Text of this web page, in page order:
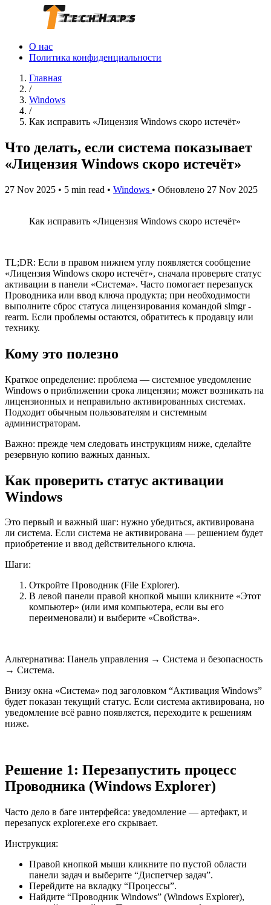
О нас
Политика конфиденциальности
Главная
/
Windows
/
Как исправить «Лицензия Windows скоро истечёт»
Что делать, если система показывает
«Лицензия Windows скоро истечёт»
27 Nov 2025 • 5 min read • Windows • Обновлено 27 Nov 2025
Как исправить «Лицензия Windows скоро истечёт»
TL;DR: Если в правом нижнем углу появляется сообщение
«Лицензия Windows скоро истечёт», сначала проверьте статус
активации в панели «Система». Часто помогает перезапуск
Проводника или ввод ключа продукта; при необходимости
выполните сброс статуса лицензирования командой slmgr -
rearm. Если проблемы остаются, обратитесь к продавцу или
технику.
Кому это полезно
Краткое определение: проблема — системное уведомление
Windows о приближении срока лицензии; может возникать на
лицензионных и неправильно активированных системах.
Подходит обычным пользователям и системным
администраторам.
Важно: прежде чем следовать инструкциям ниже, сделайте
резервную копию важных данных.
Как проверить статус активации
Windows
Это первый и важный шаг: нужно убедиться, активирована
ли система. Если система не активирована — решением будет
приобретение и ввод действительного ключа.
Шаги:
Откройте Проводник (File Explorer).
В левой панели правой кнопкой мыши кликните «Этот
компьютер» (или имя компьютера, если вы его
переименовали) и выберите «Свойства».
Альтернатива: Панель управления → Система и безопасность
→ Система.
Внизу окна «Система» под заголовком “Активация Windows”
будет показан текущий статус. Если система активирована, но
уведомление всё равно появляется, переходите к решениям
ниже.
Решение 1: Перезапустить процесс
Проводника (Windows Explorer)
Часто дело в баге интерфейса: уведомление — артефакт, и
перезапуск explorer.exe его скрывает.
Инструкция:
Правой кнопкой мыши кликните по пустой области
панели задач и выберите “Диспетчер задач”.
Перейдите на вкладку “Процессы”.
Найдите “Проводник Windows” (Windows Explorer),